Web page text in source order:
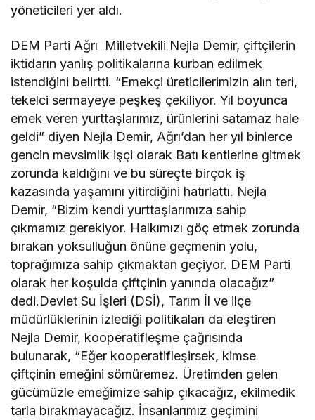
yöneticileri yer aldı.
DEM Parti Ağrı Milletvekili Nejla Demir, çiftçilerin
iktidarın yanlış politikalarına kurban edilmek
istendiğini belirtti. “Emekçi üreticilerimizin alın teri,
tekelci sermayeye peşkeş çekiliyor. Yıl boyunca
emek veren yurttaşlarımız, ürünlerini satamaz hale
geldi” diyen Nejla Demir, Ağrı’dan her yıl binlerce
gencin mevsimlik işçi olarak Batı kentlerine gitmek
zorunda kaldığını ve bu süreçte birçok iş
kazasında yaşamını yitirdiğini hatırlattı. Nejla
Demir, “Bizim kendi yurttaşlarımıza sahip
çıkmamız gerekiyor. Halkımızı göç etmek zorunda
bırakan yoksulluğun önüne geçmenin yolu,
toprağımıza sahip çıkmaktan geçiyor. DEM Parti
olarak her koşulda çiftçinin yanında olacağız”
dedi.Devlet Su İşleri (DSİ), Tarım İl ve ilçe
müdürlüklerinin izlediği politikaları da eleştiren
Nejla Demir, kooperatifleşme çağrısında
bulunarak, “Eğer kooperatifleşirsek, kimse
çiftçinin emeğini sömüremez. Üretimden gelen
gücümüzle emeğimize sahip çıkacağız, ekilmedik
tarla bırakmayacağız. İnsanlarımız geçimini